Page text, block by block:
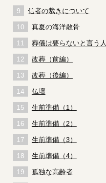
信者の裁きについて
真夏の海洋散骨
葬儀は要らないと言う人
改葬（前編）
改葬（後編）
仏壇
生前準備（1）
生前準備（2）
生前準備（3）
生前準備（4）
孤独な高齢者